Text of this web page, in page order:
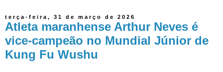
terça-feira, 31 de março de 2026
Atleta maranhense Arthur Neves é
vice-campeão no Mundial Júnior de
Kung Fu Wushu